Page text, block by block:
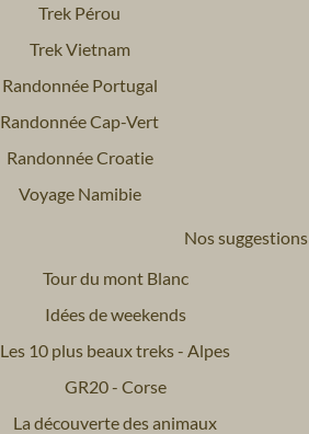
Trek Pérou
Trek Vietnam
Randonnée Portugal
Randonnée Cap-Vert
Randonnée Croatie
Voyage Namibie
Nos suggestions
Tour du mont Blanc
Idées de weekends
Les 10 plus beaux treks - Alpes
GR20 - Corse
La découverte des animaux